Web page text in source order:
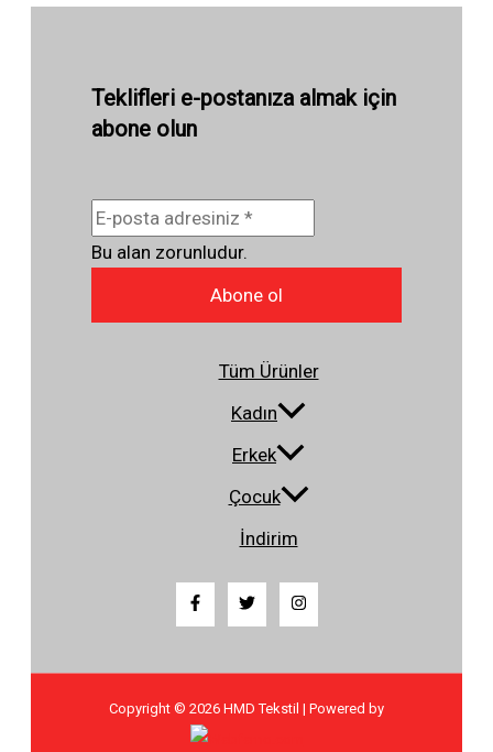
Teklifleri e-postanıza almak için
abone olun
Bu alan zorunludur.
Abone ol
Tüm Ürünler
Kadın
Erkek
Çocuk
İndirim
Copyright © 2026 HMD Tekstil | Powered by